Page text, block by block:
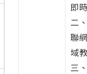
即
二
聯
域
三